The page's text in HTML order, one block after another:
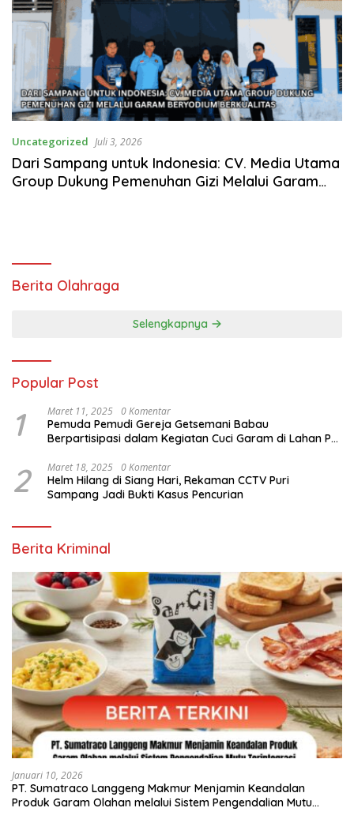
Uncategorized Juli 3, 2026
Dari Sampang untuk Indonesia: CV. Media Utama
Group Dukung Pemenuhan Gizi Melalui Garam
Berita Olahraga
Selengkapnya
Popular Post
1 Maret 11, 2025 0 Komentar
Pemuda Pemudi Gereja Getsemani Babau
Berpartisipasi dalam Kegiatan Cuci Garam di Lahan PT.
Kegiatan Paskah
2 Maret 18, 2025 0 Komentar
Helm Hilang di Siang Hari, Rekaman CCTV Puri
Sampang Jadi Bukti Kasus Pencurian
Berita Kriminal
Januari 10, 2026
PT. Sumatraco Langgeng Makmur Menjamin Keandalan
Produk Garam Olahan melalui Sistem Pengendalian Mutu